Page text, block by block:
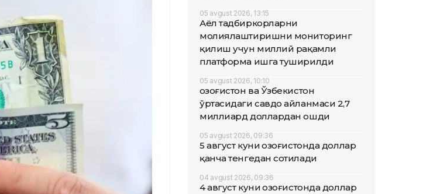
05 avgust 2026, 13:15
Аёл тадбиркорларни
молиялаштиришни мониторинг
қилиш учун миллий рақамли
платформа ишга туширилди
05 avgust 2026, 10:10
Қозоғистон ва Ўзбекистон
ўртасидаги савдо айланмаси 2,7
миллиард доллардан ошди
05 avgust 2026, 09:36
5 август куни Қозоғистонда доллар
қанча тенгедан сотилади
04 avgust 2026, 09:36
4 август куни Қозоғистонда доллар